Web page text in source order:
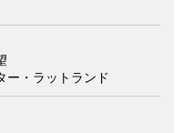
・ラットランド